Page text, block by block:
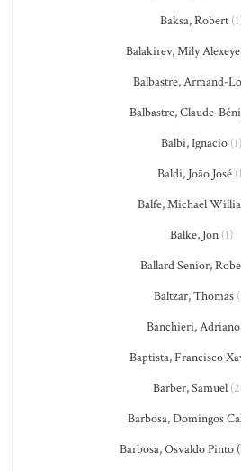
Baksa, Robert
Balakirev, Mily
Balbastre, Armand-
Balbastre, Claude-
Balbi, Ignacio (1)
Baldi, João José
Balfe, Michael
Balke, Jon (1)
Ballard Senior,
Baltzar, Thomas
Banchieri, Adriano
Baptista, Francisco
Barber, Samuel
Barbosa, Domingos
Barbosa, Osvaldo Pinto